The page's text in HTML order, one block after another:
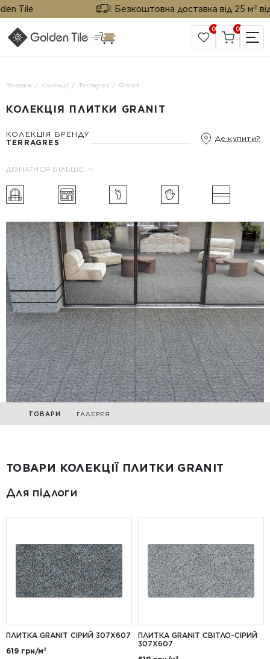
Tile Безкоштовна доставка від 25 м² від
САЙТ КОМПАНІЇ
0 0
Головна Колекції Terragres Granit
КОЛЕКЦІЯ ПЛИТКИ GRANIT
КОЛЕКЦІЯ БРЕНДУ
TERRAGRES
Де купити?
ДІЗНАТИСЯ БІЛЬШЕ
ТОВАРИ ГАЛЕРЕЯ
ТОВАРИ КОЛЕКЦІЇ ПЛИТКИ GRANIT
Для підлоги
ПЛИТКА GRANIT СІРИЙ 307Х607
619 грн/м²
ПЛИТКА GRANIT СВІТЛО-СІРИЙ
307Х607